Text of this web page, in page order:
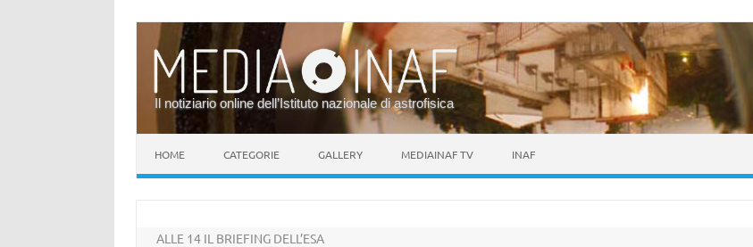
Il notiziario online dell’Istituto nazionale di astrofisica
HOME CATEGORIE GALLERY MEDIAINAF TV INAF
ALLE 14 IL BRIEFING DELL’ESA